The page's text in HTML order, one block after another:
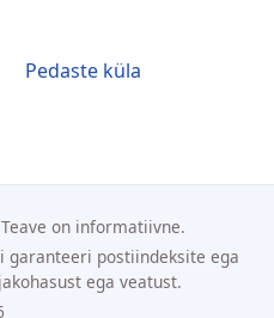
Pedaste küla
on informatiivne.
garanteeri postiindeksite ega
ega veatust.